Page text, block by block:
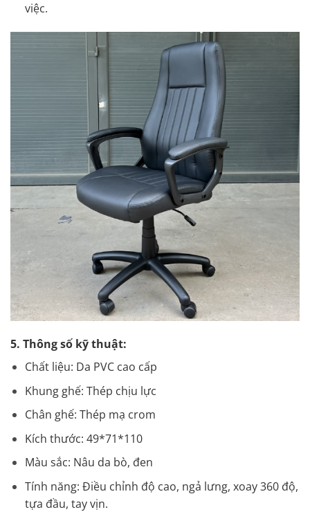
việc.
5. Thông số kỹ thuật:
Chất liệu: Da PVC cao cấp
Khung ghế: Thép chịu lực
Chân ghế: Thép mạ crom
Kích thước: 49*71*110
Màu sắc: Nâu da bò, đen
Tính năng: Điều chỉnh độ cao, ngả lưng, xoay 360 độ,
tựa đầu, tay vịn.